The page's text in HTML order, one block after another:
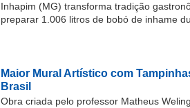
Inhapim (MG) transforma tradição
preparar 1.006 litros de bobó de inhame
Maior Mural Artístico com
Brasil
Obra criada pelo professor Matheus